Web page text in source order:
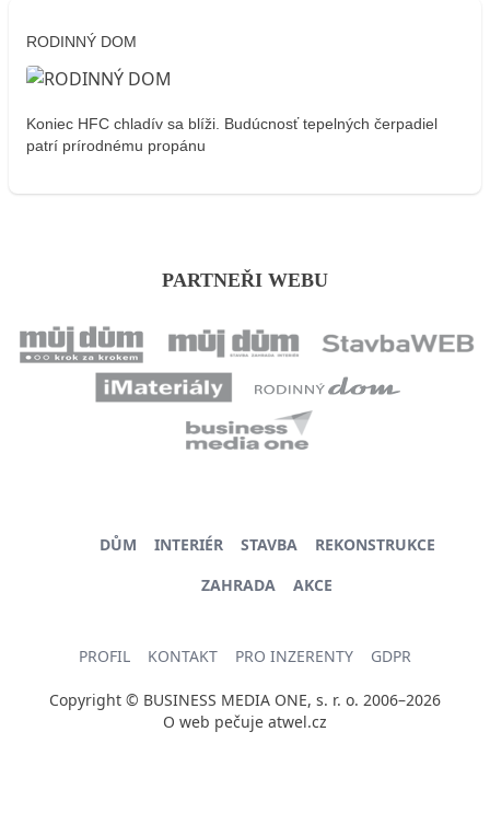
RODINNÝ DOM
Koniec HFC chladív sa blíži. Budúcnosť tepelných čerpadiel
patrí prírodnému propánu
PARTNEŘI WEBU
DŮM INTERIÉR STAVBA
REKONSTRUKCE
ZAHRADA
AKCE
PROFIL KONTAKT PRO INZERENTY GDPR
Copyright © BUSINESS MEDIA ONE, s. r. o. 2006–2026